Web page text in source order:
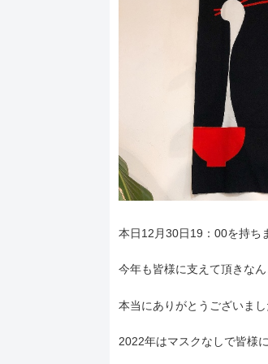
本日12月30日19：00を持ち
今年も皆様に支えて頂きな
本当にありがとうございまし
2022年はマスクなしで皆様